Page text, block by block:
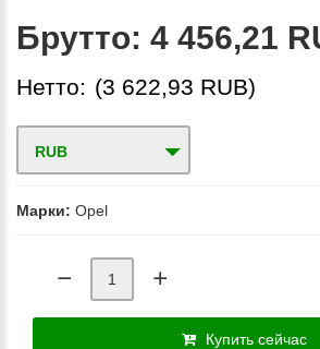
Брутто: 4 456,21
Нетто: (3 622,93 RUB)
RUB
Марки: Opel
Купить сейчас